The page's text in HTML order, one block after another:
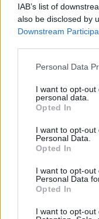
IAB’s list of
also be disclosed by
Downstream
Please note that this
not limited to your
grant or deny
use your data for
consent section.
Personal Data
I want to opt-
personal data.
Opted In
I want to opt-out
Personal Data.
Opted In
I want to opt-
Personal Data
Opted In
I want to opt-out
2Ανησυχία
Δυτικού
-
υγείας
Φωτιά σε
Νέος
και
Με 40άρια
Ποιες